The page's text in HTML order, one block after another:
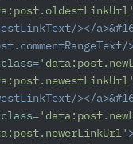
/></a>
/
=
/></a>
=
>